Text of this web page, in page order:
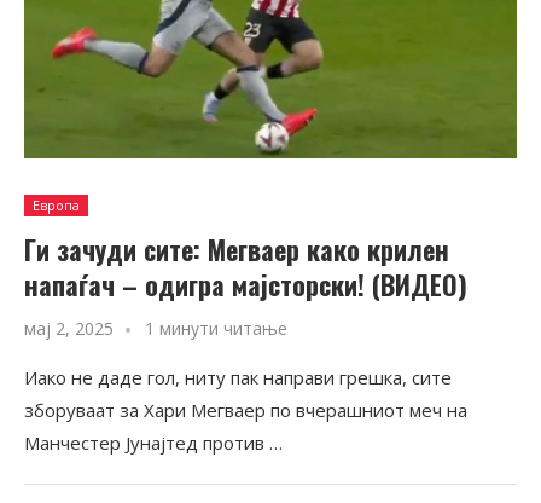
Европа
Ги зачуди сите: Мегваер како крилен
напаѓач – одигра мајсторски! (ВИДЕО)
мај 2, 2025 1 минути читање
Иако не даде гол, ниту пак направи грешка, сите
зборуваат за Хари Мегваер по вчерашниот меч на
Манчестер Јунајтед против …